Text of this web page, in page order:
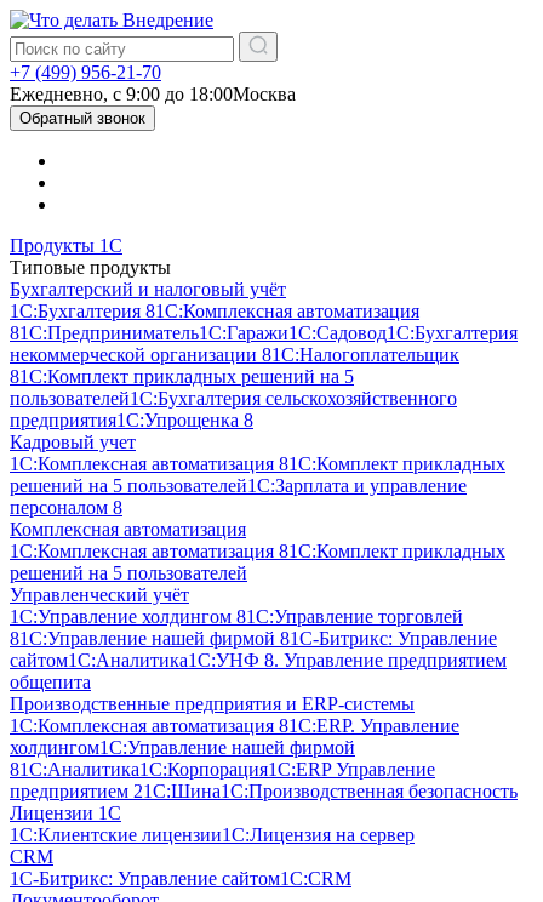
+7 (499) 956-21-70
Ежедневно, c 9:00 до 18:00Москва
Обратный звонок
Продукты 1С
Типовые продукты
Бухгалтерский и налоговый учёт
1С:Бухгалтерия 81С:Комплексная автоматизация
81С:Предприниматель1С:Гаражи1С:Садовод1С:Бухгалтерия
некоммерческой организации 81С:Налогоплательщик
81С:Комплект прикладных решений на 5
пользователей1С:Бухгалтерия сельскохозяйственного
предприятия1С:Упрощенка 8
Кадровый учет
1С:Комплексная автоматизация 81С:Комплект прикладных
решений на 5 пользователей1С:Зарплата и управление
персоналом 8
Комплексная автоматизация
1С:Комплексная автоматизация 81С:Комплект прикладных
решений на 5 пользователей
Управленческий учёт
1С:Управление холдингом 81С:Управление торговлей
81С:Управление нашей фирмой 81С-Битрикс: Управление
сайтом1С:Аналитика1С:УНФ 8. Управление предприятием
общепита
Производственные предприятия и ERP-системы
1С:Комплексная автоматизация 81С:ERP. Управление
холдингом1С:Управление нашей фирмой
81С:Аналитика1С:Корпорация1С:ERP Управление
предприятием 21С:Шина1С:Производственная безопасность
Лицензии 1С
1С:Клиентские лицензии1С:Лицензия на сервер
CRM
1С-Битрикс: Управление сайтом1С:CRM